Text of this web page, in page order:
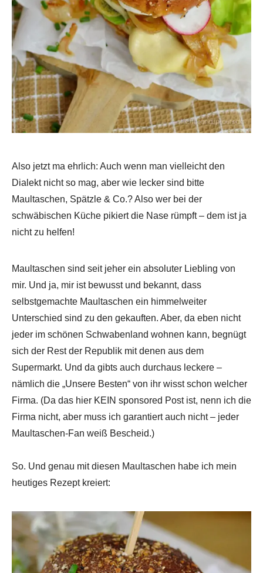
Also jetzt ma ehrlich: Auch wenn man vielleicht den
Dialekt nicht so mag, aber wie lecker sind bitte
Maultaschen, Spätzle & Co.? Also wer bei der
schwäbischen Küche pikiert die Nase rümpft – dem ist ja
nicht zu helfen!
Maultaschen sind seit jeher ein absoluter Liebling von
mir. Und ja, mir ist bewusst und bekannt, dass
selbstgemachte Maultaschen ein himmelweiter
Unterschied sind zu den gekauften. Aber, da eben nicht
jeder im schönen Schwabenland wohnen kann, begnügt
sich der Rest der Republik mit denen aus dem
Supermarkt. Und da gibts auch durchaus leckere –
nämlich die „Unsere Besten“ von ihr wisst schon welcher
Firma. (Da das hier KEIN sponsored Post ist, nenn ich die
Firma nicht, aber muss ich garantiert auch nicht – jeder
Maultaschen-Fan weiß Bescheid.)
So. Und genau mit diesen Maultaschen habe ich mein
heutiges Rezept kreiert: